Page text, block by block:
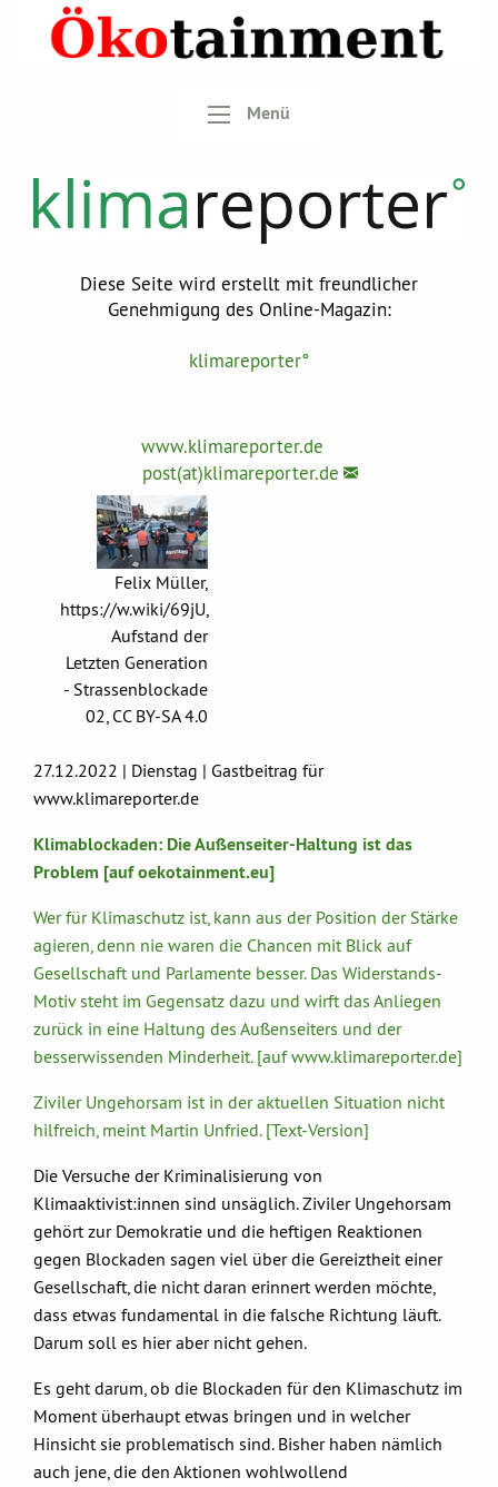
Menü
Diese Seite wird erstellt mit freundlicher
Genehmigung des Online-Magazin:
klimareporter°
www.klimareporter.de
post(at)klimareporter.de
Felix Müller,
https://w.wiki/69jU,
Aufstand der
Letzten Generation
- Strassenblockade
02, CC BY-SA 4.0
27.12.2022 | Dienstag | Gastbeitrag für
www.klimareporter.de
Klimablockaden: Die Außenseiter-Haltung ist das
Problem [auf oekotainment.eu]
Wer für Klimaschutz ist, kann aus der Position der Stärke
agieren, denn nie waren die Chancen mit Blick auf
Gesellschaft und Parlamente besser. Das Widerstands-
Motiv steht im Gegensatz dazu und wirft das Anliegen
zurück in eine Haltung des Außenseiters und der
besserwissenden Minderheit. [auf www.klimareporter.de]
Ziviler Ungehorsam ist in der aktuellen Situation nicht
hilfreich, meint Martin Unfried. [Text-Version]
Die Versuche der Kriminalisierung von
Klimaaktivist:innen sind unsäglich. Ziviler Ungehorsam
gehört zur Demokratie und die heftigen Reaktionen
gegen Blockaden sagen viel über die Gereiztheit einer
Gesellschaft, die nicht daran erinnert werden möchte,
dass etwas fundamental in die falsche Richtung läuft.
Darum soll es hier aber nicht gehen.
Es geht darum, ob die Blockaden für den Klimaschutz im
Moment überhaupt etwas bringen und in welcher
Hinsicht sie problematisch sind. Bisher haben nämlich
auch jene, die den Aktionen wohlwollend